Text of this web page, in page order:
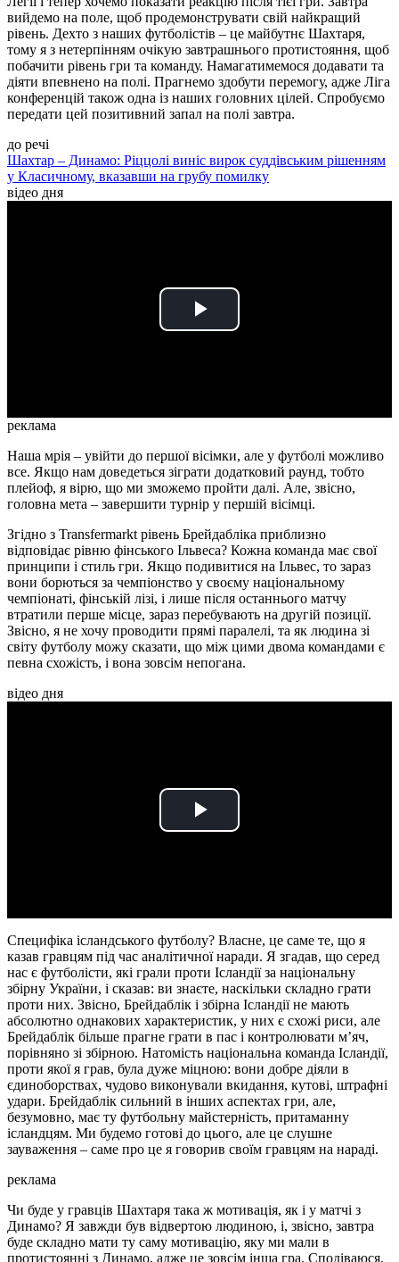
вийдемо на поле, щоб продемонструвати свій найкращий
рівень. Дехто з наших футболістів – це майбутнє Шахтаря,
тому я з нетерпінням очікую завтрашнього протистояння, щоб
побачити рівень гри та команду. Намагатимемося додавати та
діяти впевнено на полі. Прагнемо здобути перемогу, адже Ліга
конференцій також одна із наших головних цілей. Спробуємо
передати цей позитивний запал на полі завтра.
до речі
Шахтар – Динамо: Ріццолі виніс вирок суддівським рішенням
у Класичному, вказавши на грубу помилку
відео дня
Play
реклама
Наша мрія – увійти до першої вісімки, але у футболі можливо
все. Якщо нам доведеться зіграти додатковий раунд, тобто
плейоф, я вірю, що ми зможемо пройти далі. Але, звісно,
головна мета – завершити турнір у першій вісімці.
Згідно з Transfermarkt рівень Брейдабліка приблизно
відповідає рівню фінського Ільвеса? Кожна команда має свої
принципи і стиль гри. Якщо подивитися на Ільвес, то зараз
вони борються за чемпіонство у своєму національному
чемпіонаті, фінській лізі, і лише після останнього матчу
втратили перше місце, зараз перебувають на другій позиції.
Звісно, я не хочу проводити прямі паралелі, та як людина зі
світу футболу можу сказати, що між цими двома командами є
певна схожість, і вона зовсім непогана.
відео дня
Play
Специфіка ісландського футболу? Власне, це саме те, що я
казав гравцям під час аналітичної наради. Я згадав, що серед
нас є футболісти, які грали проти Ісландії за національну
збірну України, і сказав: ви знаєте, наскільки складно грати
проти них. Звісно, Брейдаблік і збірна Ісландії не мають
абсолютно однакових характеристик, у них є схожі риси, але
Брейдаблік більше прагне грати в пас і контролювати м’яч,
порівняно зі збірною. Натомість національна команда Ісландії,
проти якої я грав, була дуже міцною: вони добре діяли в
єдиноборствах, чудово виконували вкидання, кутові, штрафні
удари. Брейдаблік сильний в інших аспектах гри, але,
безумовно, має ту футбольну майстерність, притаманну
ісландцям. Ми будемо готові до цього, але це слушне
зауваження – саме про це я говорив своїм гравцям на нараді.
реклама
Чи буде у гравців Шахтаря така ж мотивація, як і у матчі з
Динамо? Я завжди був відвертою людиною, і, звісно, завтра
буде складно мати ту саму мотивацію, яку ми мали в
протистоянні з Динамо, адже це зовсім інша гра. Сподіваюся,